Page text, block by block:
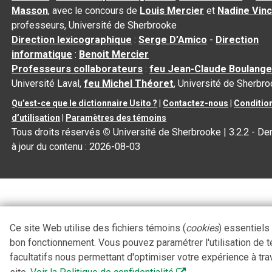
Masson, avec le concours de Louis Mercier et Nadine
professeurs, Université de Sherbrooke
Direction lexicographique :Serge D’Amico - Direction
informatique : Benoit Mercier
Professeurs collaborateurs :feu Jean-Claude
Université Laval,feu Michel Théoret, Université de
Qu’est-ce que le dictionnaire Usito ? Contactez-nous
d’utilisation
Paramètres des témoins
Tous droits réservés © Université de Sherbrooke |3.2.2 -
à jour du contenu :2026-08-03
Ce site Web utilise des fichiers témoins (cookies) essentiels
bon fonctionnement. Vous pouvez paramétrer l'utilisation de
facultatifs nous permettant d'optimiser votre expérience à